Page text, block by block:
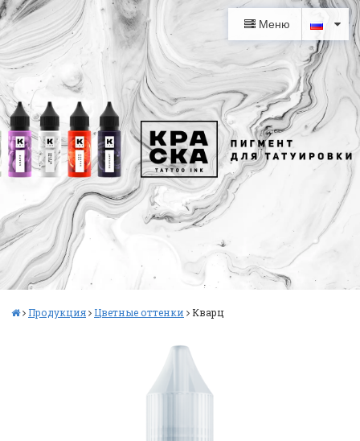
Меню
Продукция Цветные оттенки Кварц